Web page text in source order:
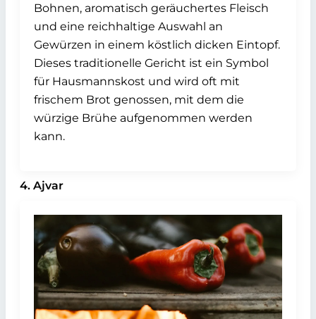
Bohnen, aromatisch geräuchertes Fleisch
und eine reichhaltige Auswahl an
Gewürzen in einem köstlich dicken Eintopf.
Dieses traditionelle Gericht ist ein Symbol
für Hausmannskost und wird oft mit
frischem Brot genossen, mit dem die
würzige Brühe aufgenommen werden
kann.
4. Ajvar